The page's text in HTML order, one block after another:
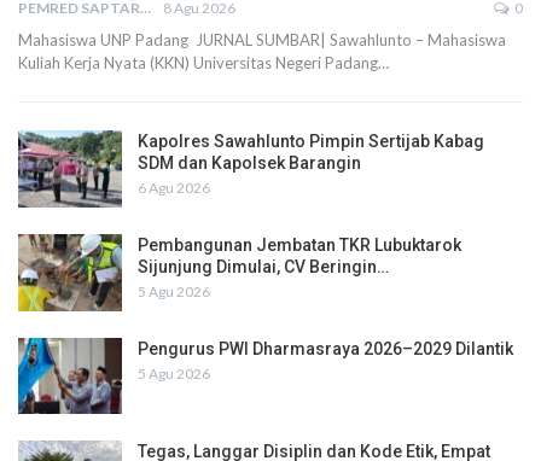
PEMRED SAPTARIUS 8 Agu 2026 0
Mahasiswa UNP Padang JURNAL SUMBAR| Sawahlunto – Mahasiswa
Kuliah Kerja Nyata (KKN) Universitas Negeri Padang…
Kapolres Sawahlunto Pimpin Sertijab Kabag
SDM dan Kapolsek Barangin
6 Agu 2026
Pembangunan Jembatan TKR Lubuktarok
Sijunjung Dimulai, CV Beringin…
5 Agu 2026
Pengurus PWI Dharmasraya 2026–2029 Dilantik
5 Agu 2026
Tegas, Langgar Disiplin dan Kode Etik, Empat